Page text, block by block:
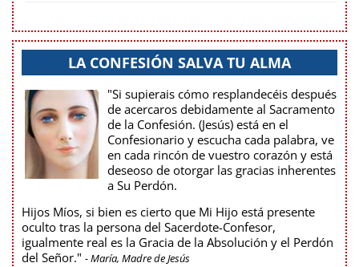
LA CONFESIÓN SALVA TU ALMA
"Si supierais cómo resplandecéis después
de acercaros debidamente al Sacramento
de la Confesión. (Jesús) está en el
Confesionario y escucha cada palabra, ve
en cada rincón de vuestro corazón y está
deseoso de otorgar las gracias inherentes
a Su Perdón.
Hijos Míos, si bien es cierto que Mi Hijo está presente
oculto tras la persona del Sacerdote-Confesor,
igualmente real es la Gracia de la Absolución y el Perdón
del Señor." - María, Madre de Jesús